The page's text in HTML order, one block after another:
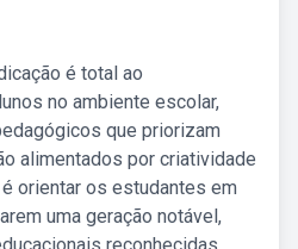
é total ao
no ambiente escolar,
que priorizam
alimentados por criatividade
orientar os estudantes em
uma geração notável,